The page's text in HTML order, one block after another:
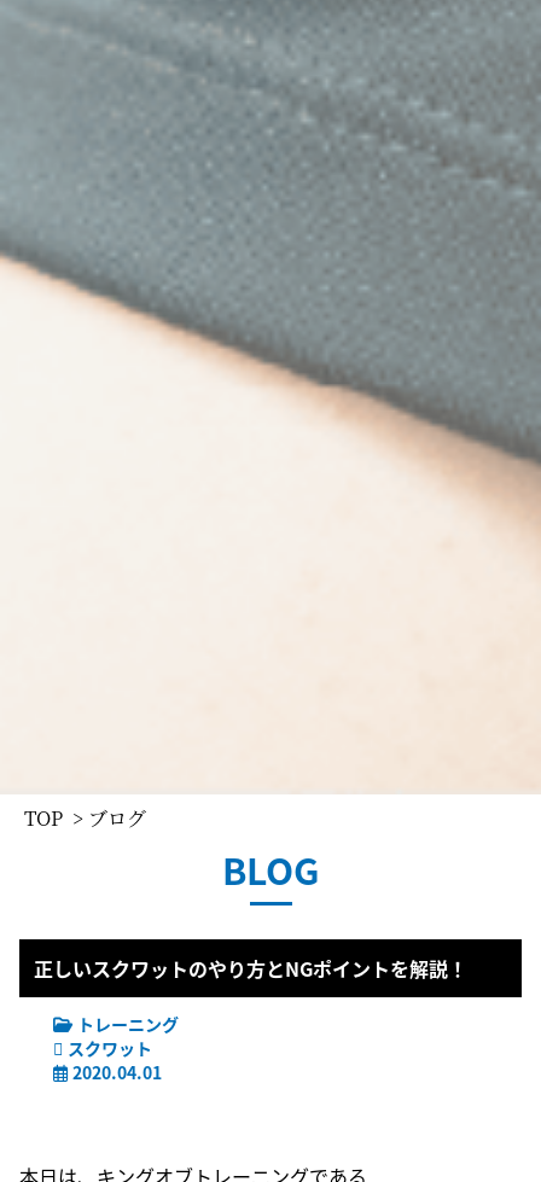
TOP > ブログ
BLOG
正しいスクワットのやり方とNGポイントを解説！
トレーニング
スクワット
2020.04.01